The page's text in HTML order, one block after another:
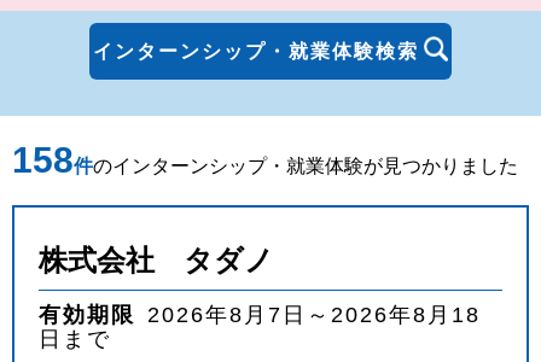
インターンシップ・就業体験検索
宇多津町 綾川町
まんのう町
職種を選ぶ
実施月
158件のインターンシップ・就業体験が見つかりました
株式会社 タダノ
有効期限 2026年8月7日～2026年8月18
日まで